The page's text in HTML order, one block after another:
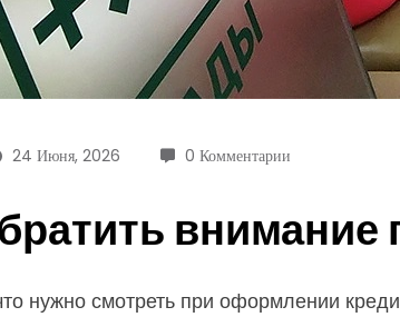
24 Июня, 2026 0 Комментарии
нужно смотреть при оформлении